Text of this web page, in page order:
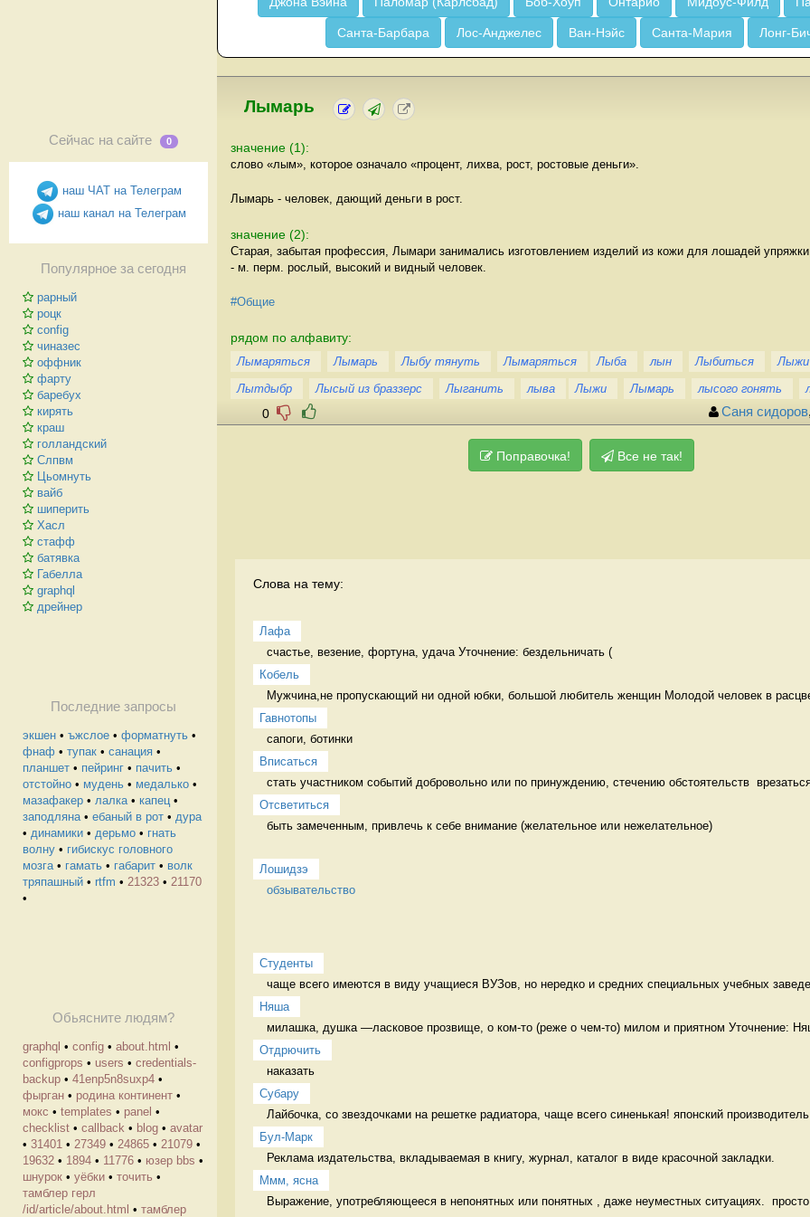
Сейчас на сайте 0
наш ЧАТ на Телеграм
наш канал на Телеграм
Популярное за сегодня
рарный
роцк
config
чиназес
оффник
фарту
баребух
кирять
краш
голландский
Слпвм
Цьомнуть
вайб
шиперить
Хасл
стафф
батявка
Габелла
graphql
дрейнер
Последние запросы
экшен • ъжслое • форматнуть •
фнаф • тупак • санация •
планшет • пейринг • пачить •
отстойно • мудень • медалько •
мазафакер • лалка• капец •
заподляна• ебаный в рот • дура
• динамики • дерьмо • гнать
волну • гибискус головного
мозга• гамать • габарит • волк
тряпашный • rtfm • 21323 • 21170
•
Обьясните людям?
graphql • config • about.html •
configprops • users • credentials-
backup • 41enp5n8suxp4 •
фырган • родина континент •
мокс • templates • panel •
checklist • callback • blog • avatar
• 31401 • 27349 • 24865 • 21079 •
19632 • 1894 • 11776 • юзер bbs •
шнурок • уёбки • точить •
тамблер герл
/id/article/about.html • тамблер
Санта-Барбара Лос-Анджелес Ван-Нэйс Санта-Мария Лонг-
Лымарь
значение (1):
слово «лым», которое означало «процент, лихва, рост, ростовые деньги».
Лымарь - человек, дающий деньги в рост.
значение (2):
Старая, забытая профессия, Лымари занимались изготовлением изделий из кожи для лошадей
- м. перм. рослый, высокий и видный человек.
#Общие
рядом по алфавиту:
Лымаряться Лымарь Лыбу тянуть Лымаряться Лыба лын Лыбиться
Лыжи
Лытдыбр
Лысый из браззерс Лыганить лыва Лыжи Лымарь лысого гонять
0 Саня сидоров,
Поправочка! Все не так!
Слова на тему:
Лафа
счастье, везение, фортуна, удача Уточнение: бездельничать (
Кобель
Мужчина,не пропускающий ни одной юбки, большой любитель женщин Молодой человек в
Гавнотопы
сапоги, ботинки
Вписаться
стать участником событий добровольно или по принуждению, стечению обстоятельств
Отсветиться
быть замеченным, привлечь к себе внимание (желательное или нежелательное)
Лошидзэ
обзывательство
Студенты
чаще всего имеются в виду учащиеся ВУЗов, но нередко и средних специальных учебных
Няша
милашка, душка —ласковое прозвище, о ком-то (реже о чем-то) милом и приятном Уточнение:
Отдрючить
наказать
Cубару
Лайбочка, со звездочками на решетке радиатора, чаще всего синенькая! японский производитель
Бул-Марк
Реклама издательства, вкладываемая в книгу, журнал, каталог в виде красочной закладки.
Ммм, ясна
Выражение, употребляющееся в непонятных или понятных , даже неуместных ситуациях.  просто